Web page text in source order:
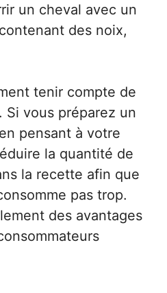
un cheval avec un
des noix,
tenir compte de
Si vous préparez un
pensant à votre
la quantité de
la recette afin que
pas trop.
des avantages